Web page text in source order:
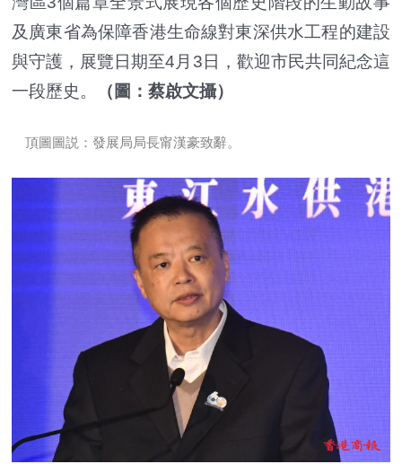
及廣東省為保障香港生命線對東深供水工程的建設
與守護，展覽日期至4月3日，歡迎市民共同紀念這
一段歷史。
（圖：蔡啟文攝）
頂圖圖説：發展局局長甯漢豪致辭。